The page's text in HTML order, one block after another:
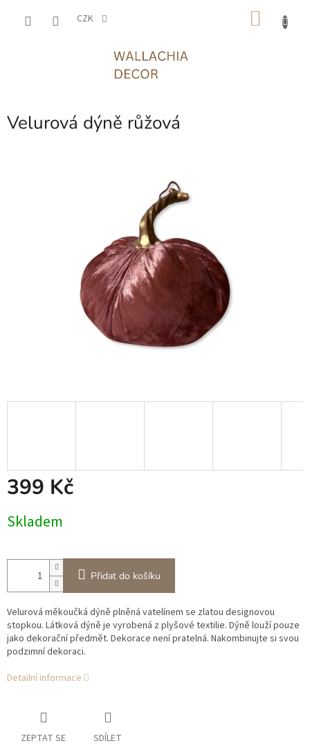
CZK
Velurová dýně růžová
399 Kč
cena:
Skladem
Přidat do košíku
Velurová měkoučká dýně plněná vatelínem se zlatou designovou
stopkou. Látková dýně je vyrobená z plyšové textilie. Dýně louží pouze
jako dekorační předmět. Dekorace není pratelná. Nakombinujte si svou
podzimní dekoraci.
Detailní informace
ZEPTAT SE SDÍLET